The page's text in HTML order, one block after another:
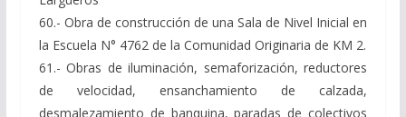
60.- Obra de construcción de una Sala de Nivel Inicial en
la Escuela N° 4762 de la Comunidad Originaria de KM 2.
61.- Obras de iluminación, semaforización, reductores
de velocidad, ensanchamiento de calzada,
desmalezamiento de banquina, paradas de colectivos